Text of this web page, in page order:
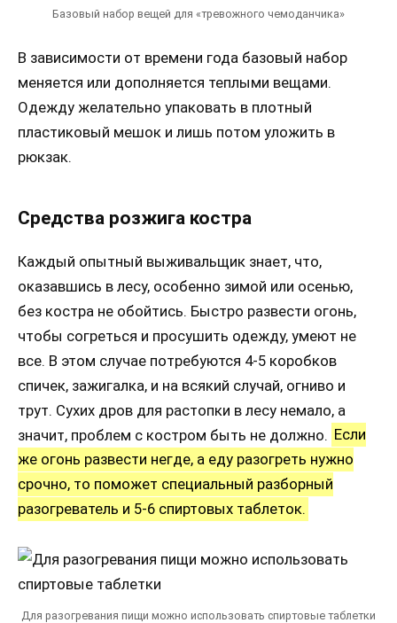
Базовый набор вещей для «тревожного чемоданчика»
В зависимости от времени года базовый набор
меняется или дополняется теплыми вещами.
Одежду желательно упаковать в плотный
пластиковый мешок и лишь потом уложить в
рюкзак.
Средства розжига костра
Каждый опытный выживальщик знает, что,
оказавшись в лесу, особенно зимой или осенью,
без костра не обойтись. Быстро развести огонь,
чтобы согреться и просушить одежду, умеют не
все. В этом случае потребуются 4-5 коробков
спичек, зажигалка, и на всякий случай, огниво и
трут. Сухих дров для растопки в лесу немало, а
значит, проблем с костром быть не должно. Если
же огонь развести негде, а еду разогреть нужно
срочно, то поможет специальный разборный
разогреватель и 5-6 спиртовых таблеток.
Для разогревания пищи можно использовать спиртовые таблетки